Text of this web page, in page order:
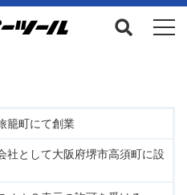
籠町にて創業
社として大阪府堺市高須町に設